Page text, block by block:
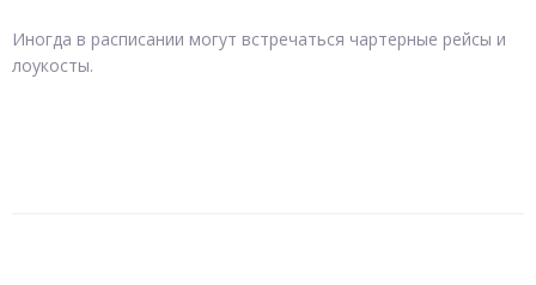
Иногда в расписании могут встречаться чартерные рейсы и
лоукосты.